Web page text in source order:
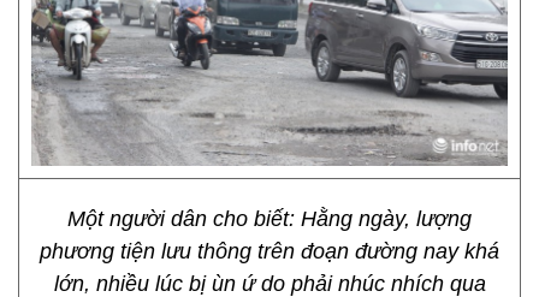
Một người dân cho biết: Hằng ngày, lượng
phương tiện lưu thông trên đoạn đường nay khá
lớn, nhiều lúc bị ùn ứ do phải nhúc nhích qua